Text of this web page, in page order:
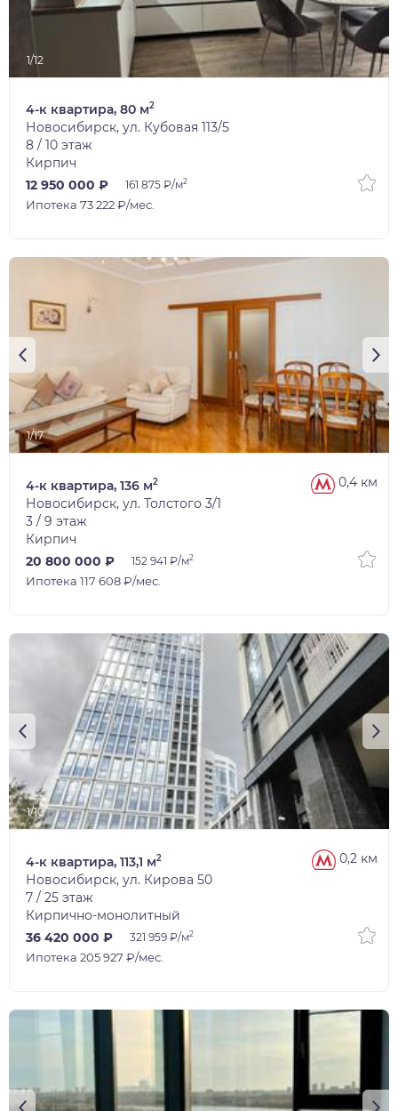
1/12
4-к квартира, 80 м2
Новосибирск, ул. Кубовая 113/5
8 / 10 этаж
Кирпич
12 950 000 ₽
161 875 ₽/м2
Ипотека 73 222 ₽/мес.
1/17
0,4 км
4-к квартира, 136 м2
Новосибирск, ул. Толстого 3/1
3 / 9 этаж
Кирпич
20 800 000 ₽
152 941 ₽/м2
Ипотека 117 608 ₽/мес.
1/10
0,2 км
4-к квартира, 113,1 м2
Новосибирск, ул. Кирова 50
7 / 25 этаж
Кирпично-монолитный
36 420 000 ₽
321 959 ₽/м2
Ипотека 205 927 ₽/мес.